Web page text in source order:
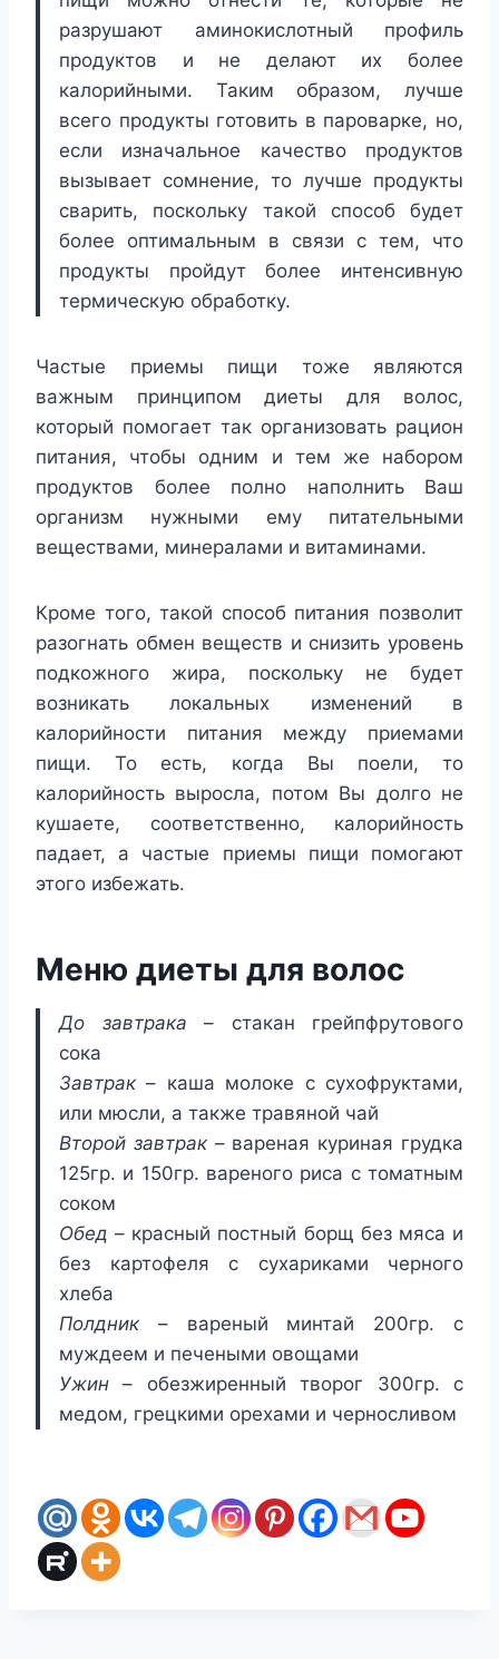
разрушают аминокислотный профиль
продуктов и не делают их более
калорийными. Таким образом, лучше
всего продукты готовить в пароварке, но,
если изначальное качество продуктов
вызывает сомнение, то лучше продукты
сварить, поскольку такой способ будет
более оптимальным в связи с тем, что
продукты пройдут более интенсивную
термическую обработку.
Частые приемы пищи тоже являются
важным принципом диеты для волос,
который помогает так организовать рацион
питания, чтобы одним и тем же набором
продуктов более полно наполнить Ваш
организм нужными ему питательными
веществами, минералами и витаминами.
Кроме того, такой способ питания позволит
разогнать обмен веществ и снизить уровень
подкожного жира, поскольку не будет
возникать локальных изменений в
калорийности питания между приемами
пищи. То есть, когда Вы поели, то
калорийность выросла, потом Вы долго не
кушаете, соответственно, калорийность
падает, а частые приемы пищи помогают
этого избежать.
Меню диеты для волос
До завтрака – стакан грейпфрутового
сока
Завтрак– каша молоке с сухофруктами,
или мюсли, а также травяной чай
Второй завтрак– вареная куриная грудка
125гр. и 150гр. вареного риса с томатным
соком
Обед – красный постный борщ без мяса и
без картофеля с сухариками черного
хлеба
Полдник– вареный минтай 200гр. с
муждеем и печеными овощами
Ужин – обезжиренный творог 300гр. с
медом, грецкими орехами и черносливом